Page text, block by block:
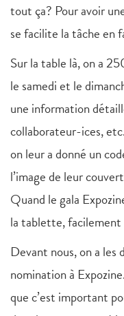
tout ça? Pour avoir
se facilite la tâche en
Sur la table là, on a
le samedi et le
une information
collaborateur-ices,
on leur a donné un
l’image de leur
Quand le gala
la tablette, facilement
Devant nous, on a les
nomination à
que c’est important